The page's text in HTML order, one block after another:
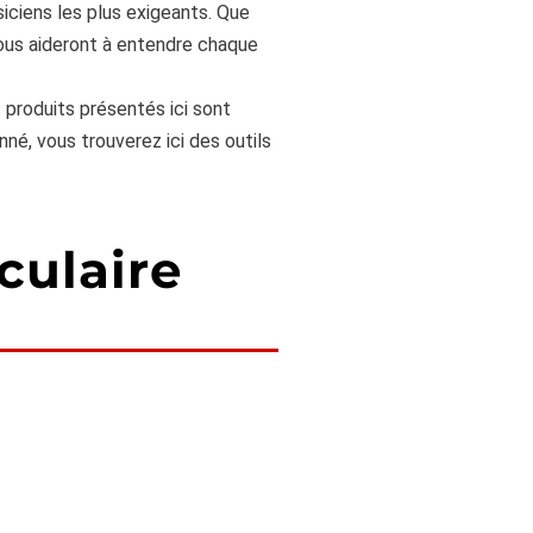
les plus exigeants. Que
aideront à entendre chaque
produits présentés ici sont
vous trouverez ici des outils